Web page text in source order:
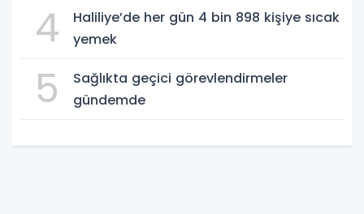
4
Haliliye’de her gün 4 bin 898 kişiye sıcak
yemek
5
Sağlıkta geçici görevlendirmeler
gündemde